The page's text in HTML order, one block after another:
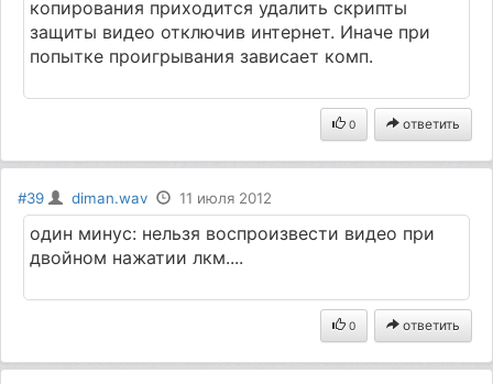
копирования приходится удалить скрипты
защиты видео отключив интернет. Иначе при
попытке проигрывания зависает комп.
0 ответить
#39 diman.wav 11 июля 2012
один минус: нельзя воспроизвести видео при
двойном нажатии лкм....
0 ответить